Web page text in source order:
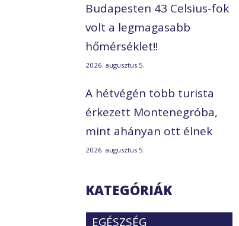
Budapesten 43 Celsius-fok
volt a legmagasabb
hőmérséklet!!
2026. augusztus 5.
A hétvégén több turista
érkezett Montenegróba,
mint ahányan ott élnek
2026. augusztus 5.
KATEGÓRIÁK
EGÉSZSÉG